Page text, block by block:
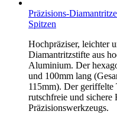
Präzisions-
Spitzen
Hochpräziser, leichter
Diamantritzstifte aus
Aluminium. Der
und 100mm lang
115mm). Der geriffelte
rutschfreie und sichere
Präzisionswerkzeugs.